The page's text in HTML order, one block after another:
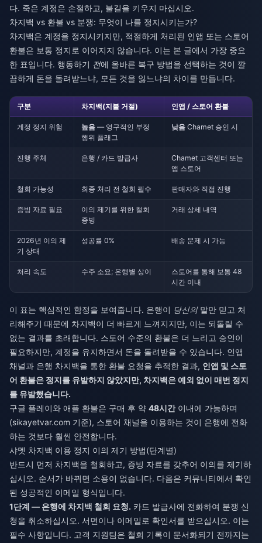
다. 죽은 계정은 손절하고, 불길을 키우지 마십시오.
차지백 vs 환불 vs 분쟁: 무엇이 나를 정지시키는가?
차지백은 계정을 정지시키지만, 적절하게 처리된 인앱 또는 스토어
환불은 보통 정지로 이어지지 않습니다. 이는 본 글에서 가장 중요
한 표입니다. 행동하기 전에 올바른 복구 방법을 선택하는 것이 깔
끔하게 돈을 돌려받느냐, 모든 것을 잃느냐의 차이를 만듭니다.
구분 차지백(지불 거절) 인앱 / 스토어 환불
계정 정지 위험 높음 — 영구적인 부정
행위 플래그
낮음 Chamet 승인 시
진행 주체 은행 / 카드 발급사
Chamet 고객센터 또는
앱 스토어
철회 가능성 최종 처리 전 철회 필수 판매자와 직접 진행
증빙 자료 필요
이의 제기를 위한 철회
증빙
거래 상세 내역
2026년 이의 제
기 상태
성공률 0% 배송 문제 시 가능
처리 속도 수주 소요; 은행별 상이
스토어를 통해 보통 48
시간 이내
이 표는 핵심적인 함정을 보여줍니다. 은행이 당신의말만 믿고 처
리해주기 때문에 차지백이 더 빠르게 느껴지지만, 이는 되돌릴 수
없는 결과를 초래합니다. 스토어 수준의 환불은 더 느리고 승인이
필요하지만, 계정을 유지하면서 돈을 돌려받을 수 있습니다. 인앱
채널과 은행 차지백을 통한 환불 요청을 추적한 결과, 인앱 및 스토
어 환불은 정지를 유발하지 않았지만, 차지백은 예외 없이 매번 정지
를 유발했습니다.
구글 플레이와 애플 환불은 구매 후 약 48시간이내에 가능하며
(sikayetvar.com 기준), 스토어 채널을 이용하는 것이 은행에 전화
하는 것보다 훨씬 안전합니다.
샤멧 차지백 이용 정지 이의 제기 방법(단계별)
반드시 먼저 차지백을 철회하고, 증빙 자료를 갖추어 이의를 제기하
십시오. 순서가 바뀌면 소용이 없습니다. 다음은 커뮤니티에서 확인
된 성공적인 이메일 형식입니다.
1단계 — 은행에 차지백 철회 요청. 카드 발급사에 전화하여 분쟁 신
청을 취소하십시오. 서면이나 이메일로 확인서를 받으십시오. 이는
필수 사항입니다. 고객 지원팀은 철회 기록이 문서화되기 전까지는